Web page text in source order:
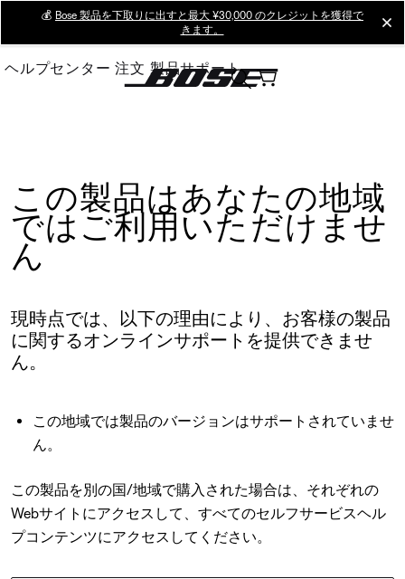
Main
💰 Bose 製品を下取りに出すと最大 ¥30,000 のクレジットを獲得で
きます。
ヘルプセンター 注文 製品サポート
この製品はあなたの地域
ではご利用いただけませ
ん
現時点では、以下の理由により、お客様の製品
に関するオンラインサポートを提供できませ
ん。
この地域では製品のバージョンはサポートされていませ
ん。
この製品を別の国/地域で購入された場合は、それぞれの
Webサイトにアクセスして、すべてのセルフサービスヘル
プコンテンツにアクセスしてください。